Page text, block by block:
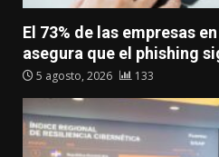
El 73% de las empresas
asegura que el phishing
5 agosto, 2026 133